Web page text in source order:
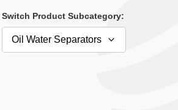
Switch Product Subcategory:
Oil Water Separators